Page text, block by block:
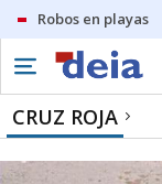
Robos en playas
CRUZ ROJA